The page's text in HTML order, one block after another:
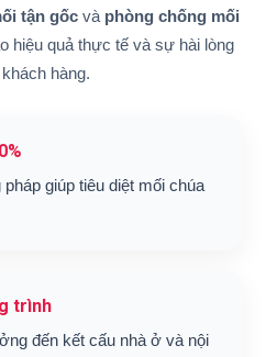
tận gốcvà phòng chống mối
hiệu quả thực tế và sự hài lòng
hàng.
giúp tiêu diệt mối chúa
trình
đến kết cấu nhà ở và nội